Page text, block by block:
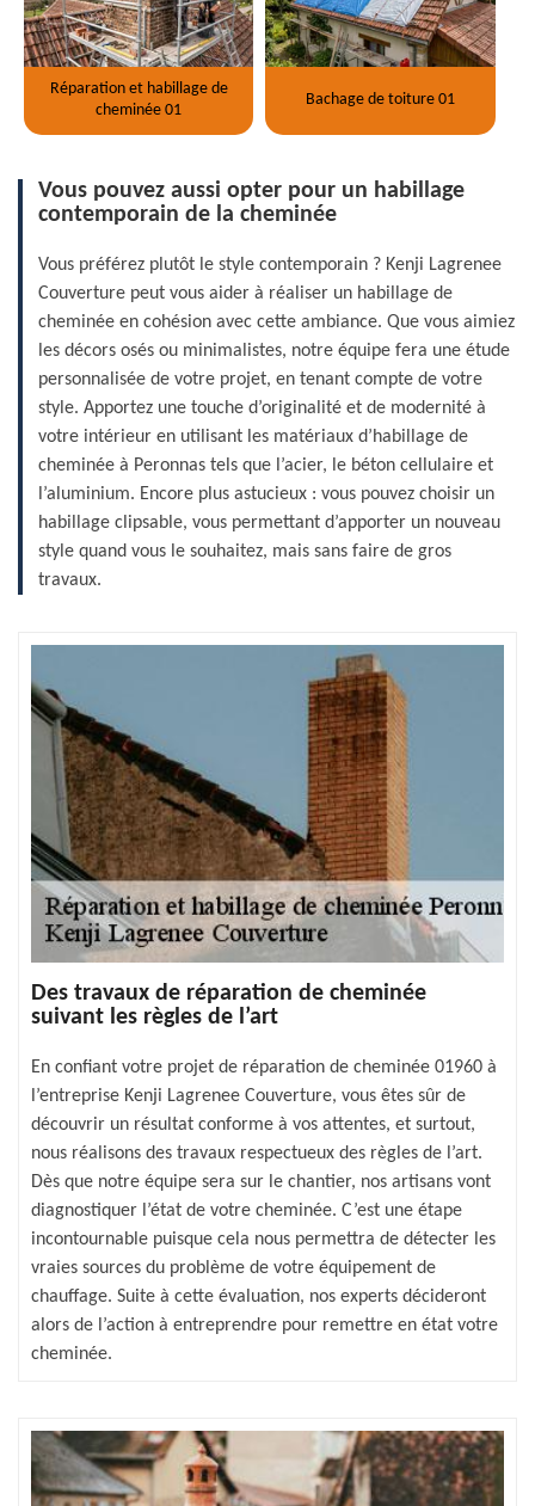
Réparation et habillage de
cheminée 01
Bachage de toiture 01
Vous pouvez aussi opter pour un habillage
contemporain de la cheminée
Vous préférez plutôt le style contemporain ? Kenji Lagrenee
Couverture peut vous aider à réaliser un habillage de
cheminée en cohésion avec cette ambiance. Que vous aimiez
les décors osés ou minimalistes, notre équipe fera une étude
personnalisée de votre projet, en tenant compte de votre
style. Apportez une touche d’originalité et de modernité à
votre intérieur en utilisant les matériaux d’habillage de
cheminée à Peronnas tels que l’acier, le béton cellulaire et
l’aluminium. Encore plus astucieux : vous pouvez choisir un
habillage clipsable, vous permettant d’apporter un nouveau
style quand vous le souhaitez, mais sans faire de gros
travaux.
Des travaux de réparation de cheminée
suivant les règles de l’art
En confiant votre projet de réparation de cheminée 01960 à
l’entreprise Kenji Lagrenee Couverture, vous êtes sûr de
découvrir un résultat conforme à vos attentes, et surtout,
nous réalisons des travaux respectueux des règles de l’art.
Dès que notre équipe sera sur le chantier, nos artisans vont
diagnostiquer l’état de votre cheminée. C’est une étape
incontournable puisque cela nous permettra de détecter les
vraies sources du problème de votre équipement de
chauffage. Suite à cette évaluation, nos experts décideront
alors de l’action à entreprendre pour remettre en état votre
cheminée.